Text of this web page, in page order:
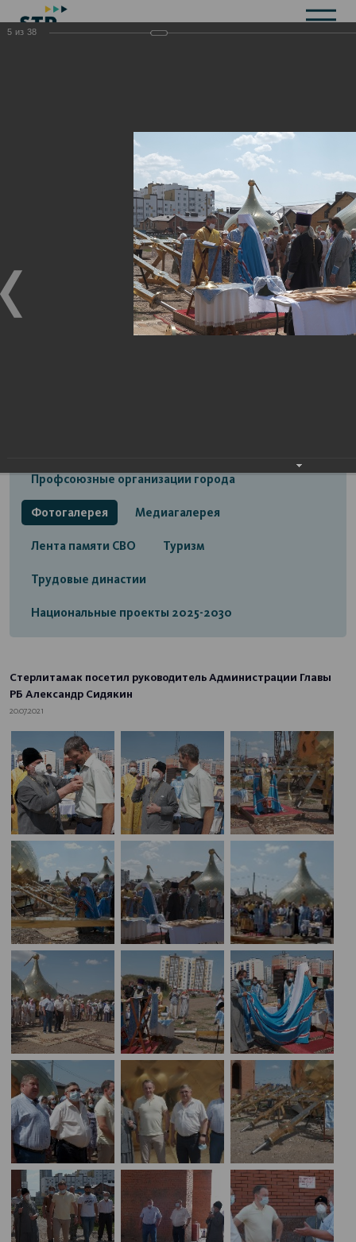
Карта города
Справочная информация
Территориальные органы и представительства
Актуальная информация Открытые данные
Строительство
Жилищно-коммунальное хозяйство
Инвестиционная привлекательность
Профсоюзные организации города
Фотогалерея Медиагалерея
Лента памяти СВО Туризм
Трудовые династии
Национальные проекты 2025-2030
Стерлитамак посетил руководитель Администрации Главы
РБ Александр Сидякин
20.07.2021
5 из 38